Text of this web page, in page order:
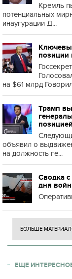
Кремль
потенциальных
инаугурации Д...
позиции
на $61 млрд
Трамп
объявил о
на должность ге...
Сводка с
дня
БОЛЬШЕ
ЕЩЕ